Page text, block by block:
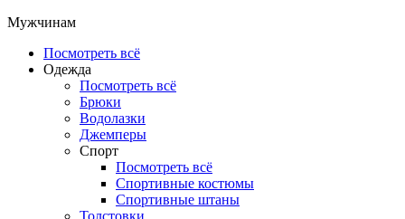
Мужчинам
Посмотреть всё
Одежда
Посмотреть всё
Брюки
Водолазки
Джемперы
Спорт
Посмотреть всё
Спортивные костюмы
Спортивные штаны
Толстовки